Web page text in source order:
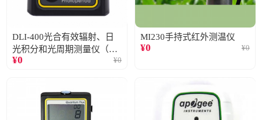
DLI-400光合有效辐射、日
光积分和光周期测量仪（仅
阳光）
¥0 ¥0
MI230手持式红外测温仪
¥0 ¥0